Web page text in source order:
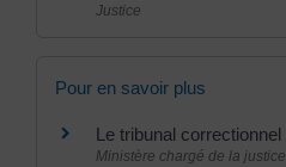
Justice
Pour en savoir plus
Le tribunal correctionnel
Ministère chargé de la justice